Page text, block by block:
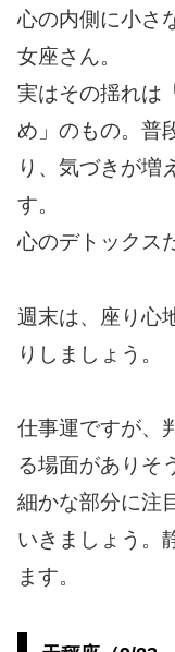
心の内側に小さ
女座さん。
実はその揺れは
め」のもの。普
り、気づきが増
す。
心のデトックス
週末は、座り心
りしましょう。
仕事運ですが、
る場面がありそ
細かな部分に注
いきましょう。
ます。